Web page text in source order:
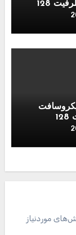
مدل Surface Go 2 LTE-SUF ظرفیت 128
مدل Surface Go 2 – A1 ظرفیت 128
موردنیاز